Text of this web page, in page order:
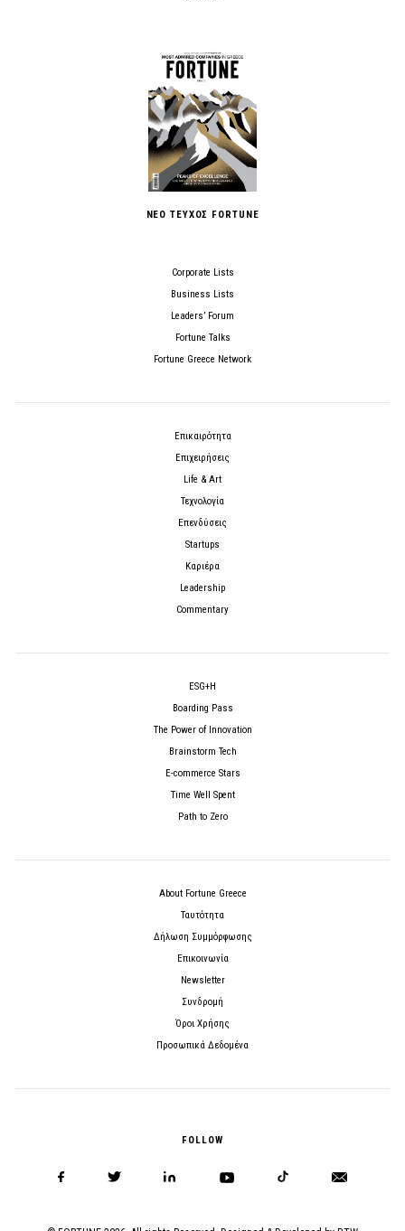
ΝΕΟ ΤΕΥΧΟΣ FORTUNE
Corporate Lists
Business Lists
Leaders’ Forum
Fortune Talks
Fortune Greece Network
Επικαιρότητα
Επιχειρήσεις
Life & Art
Τεχνολογία
Επενδύσεις
Startups
Καριέρα
Leadership
Commentary
ESG+H
Boarding Pass
The Power of Innovation
Brainstorm Tech
E-commerce Stars
Time Well Spent
Path to Zero
About Fortune Greece
Ταυτότητα
Δήλωση Συμμόρφωσης
Επικοινωνία
Newsletter
Συνδρομή
Όροι Χρήσης
Προσωπικά Δεδομένα
FOLLOW